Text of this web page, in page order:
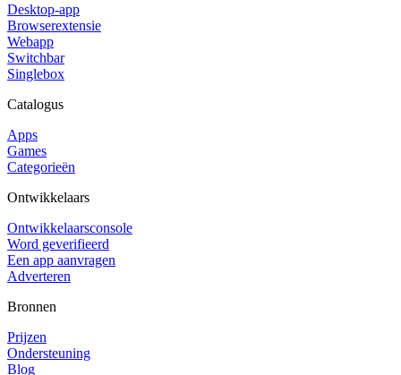
Desktop-app
Browserextensie
Webapp
Switchbar
Singlebox
Catalogus
Apps
Games
Categorieën
Ontwikkelaars
Ontwikkelaarsconsole
Word geverifieerd
Een app aanvragen
Adverteren
Bronnen
Prijzen
Ondersteuning
Blog